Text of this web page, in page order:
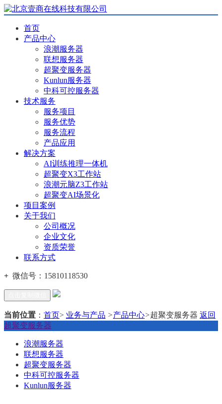
首页
产品中心
浪潮服务器
联想服务器
超聚变服务器
Kunlun服务器
中科可控服务器
技术服务
服务项目
服务优势
服务流程
产品应用
解决方案
AI训练推理一体机
超聚变X3工作站
浪潮元脑Z3工作站
超聚变AI场景化
项目案例
关于我们
公司概况
企业文化
资质荣誉
联系方式
+ 微信号： 15810118530
当前位置 ： 首页> 业务与产品 >产品中心>超聚变服务器 返回
超聚变服务器
浪潮服务器
联想服务器
超聚变服务器
中科可控服务器
Kunlun服务器